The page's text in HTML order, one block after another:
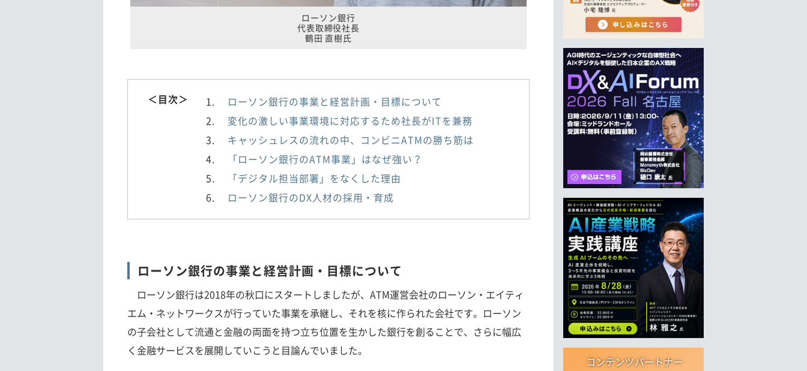
ローソン銀行
代表取締役社長
鶴田 直樹氏
＜目次＞
ローソン銀行の事業と経営計画・目標について
変化の激しい事業環境に対応するため社長がITを兼務
キャッシュレスの流れの中、コンビニATMの勝ち筋は
「ローソン銀行のATM事業」はなぜ強い？
「デジタル担当部署」をなくした理由
ローソン銀行のDX人材の採用・育成
ローソン銀行の事業と経営計画・目標について
ローソン銀行は2018年の秋口にスタートしましたが、ATM運営会社のローソン・エイティ
エム・ネットワークスが行っていた事業を承継し、それを核に作られた会社です。ローソン
の子会社として流通と金融の両面を持つ立ち位置を生かした銀行を創ることで、さらに幅広
く金融サービスを展開していこうと目論んでいました。
コンテンツパートナー